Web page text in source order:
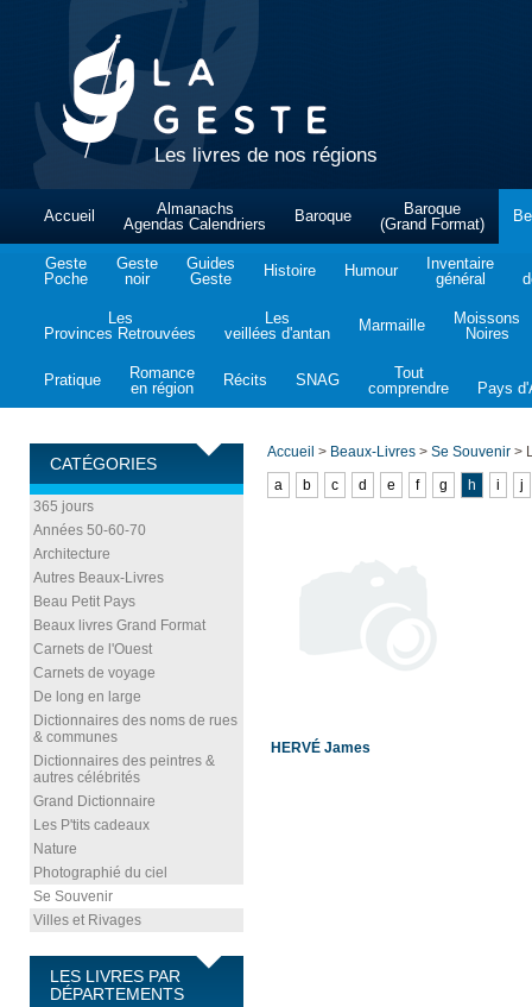
Les livres de nos régions
Accueil
Almanachs
Agendas Calendriers
Baroque
Baroque
(Grand Format)
Geste
Poche
Geste
noir
Guides
Geste
Histoire Humour
Inventaire
général
Les
Provinces Retrouvées
Les
veillées d'antan
Marmaille
Moissons
Noires
Pratique
Romance
en région
Récits SNAG
Tout
comprendre
Pays
CATÉGORIES
365 jours
Années 50-60-70
Architecture
Autres Beaux-Livres
Beau Petit Pays
Beaux livres Grand Format
Carnets de l'Ouest
Carnets de voyage
De long en large
Dictionnaires des noms de rues
& communes
Dictionnaires des peintres &
autres célébrités
Grand Dictionnaire
Les P'tits cadeaux
Nature
Photographié du ciel
Se Souvenir
Villes et Rivages
LES LIVRES PAR
DÉPARTEMENTS
Accueil > Beaux-Livres > Se Souvenir >
a
b c d e f g h i j
HERVÉ James